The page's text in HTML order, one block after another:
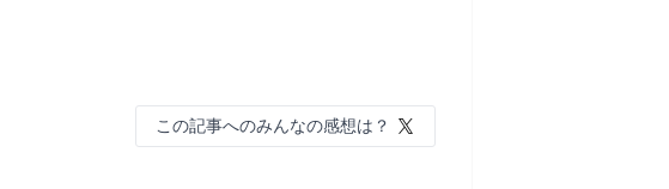
この記事へのみんなの感想は？